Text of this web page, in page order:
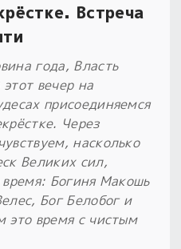
Встреча
года, Власть
вечер на
присоединяемся
Через
насколько
Великих сил,
время: Богиня Макошь
Бог Белобог и
это время с чистым